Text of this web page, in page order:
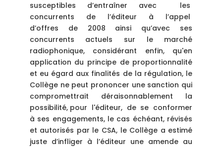
susceptibles d’entraîner avec les
concurrents de l’éditeur à l’appel
d’offres de 2008 ainsi qu’avec ses
concurrents actuels sur le marché
radiophonique, considérant enfin, qu'en
application du principe de proportionnalité
et eu égard aux finalités de la régulation, le
Collège ne peut prononcer une sanction qui
compromettrait déraisonnablement la
possibilité, pour l'éditeur, de se conformer
à ses engagements, le cas échéant, révisés
et autorisés par le CSA, le Collège a estimé
juste d’infliger à l’éditeur une amende au